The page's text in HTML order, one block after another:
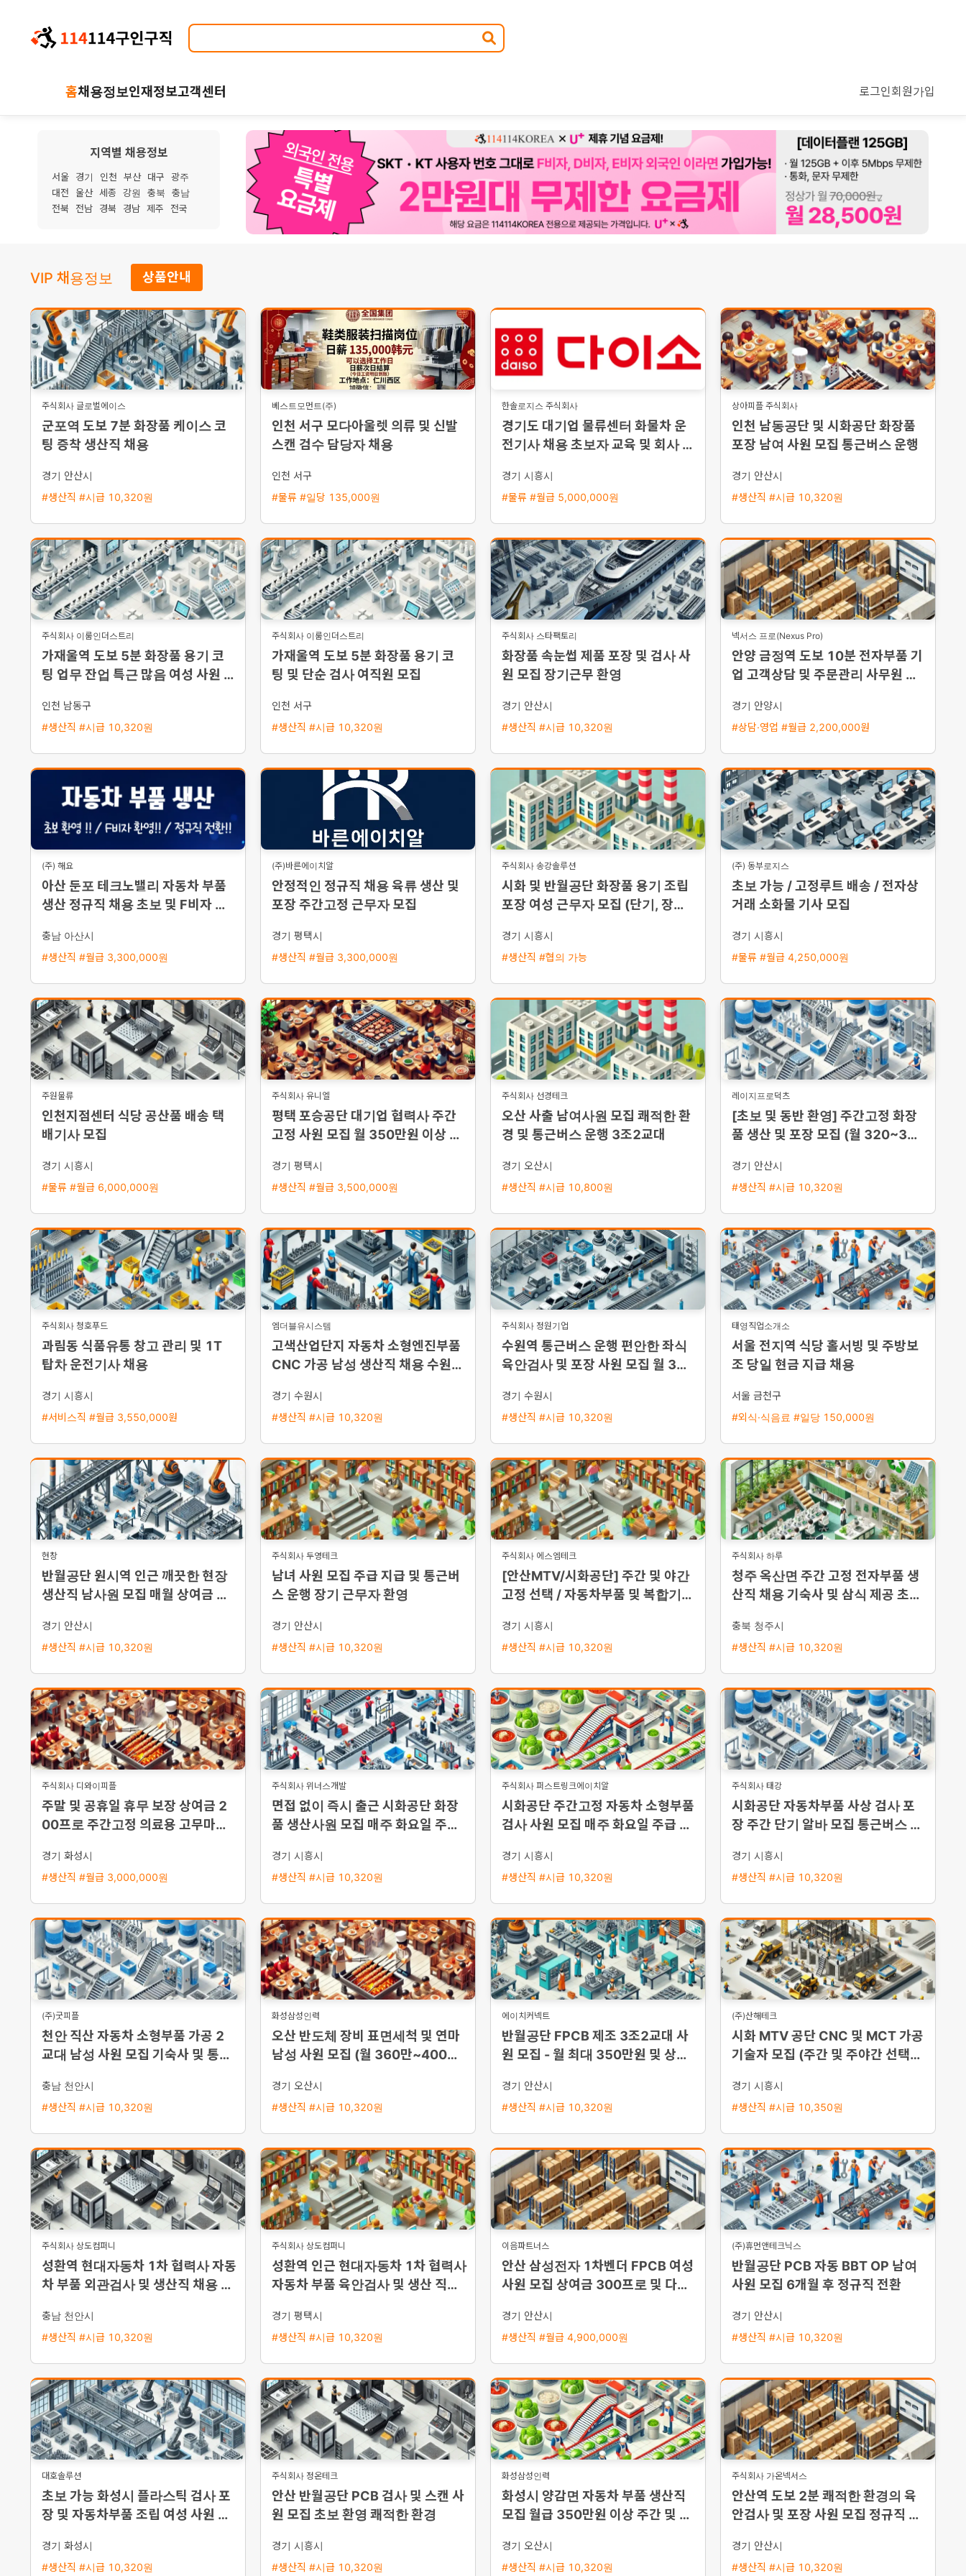
홈채용정보인재정보고객센터 로그인회원가입
지역별 채용정보
서울 경기 인천 부산 대구
광주
대전
울산 세종 강원 충북
충남
전북
전남 경북 경남 제주 전국
VIP 채용정보 상품안내
주식회사 글로벌에이스
군포역 도보 7분 화장품 케이스 코
팅 증착 생산직 채용
경기 안산시
#생산직 #시급 10,320원
베스트모먼트(주)
인천 서구 모다아울렛 의류 및 신발
스캔 검수 담당자 채용
인천 서구
#물류 #일당 135,000원
한솔로지스 주식회사
경기도 대기업 물류센터 화물차 운
전기사 채용 초보자 교육 및 회사 차
경기 시흥시
#물류 #월급 5,000,000원
상아피플 주식회사
인천 남동공단 및 시화공단 화장품
포장 남여 사원 모집 통근버스 운행
경기 안산시
#생산직 #시급 10,320원
주식회사 이룸인더스트리
가재울역 도보 5분 화장품 용기 코
팅 업무 잔업 특근 많음 여성 사원 모
인천 남동구
#생산직 #시급 10,320원
주식회사 이룸인더스트리
가재울역 도보 5분 화장품 용기 코
팅 및 단순 검사 여직원 모집
인천 서구
#생산직 #시급 10,320원
주식회사 스타팩토리
화장품 속눈썹 제품 포장 및 검사 사
원 모집 장기근무 환영
경기 안산시
#생산직 #시급 10,320원
넥서스 프로(Nexus Pro)
안양 금정역 도보 10분 전자부품 기
업 고객상담 및 주문관리 사무원 채
경기 안양시
#상담·영업 #월급 2,200,000원
(주) 해요
아산 둔포 테크노밸리 자동차 부품
생산 정규직 채용 초보 및 F비자 환
충남 아산시
#생산직 #월급 3,300,000원
(주)바른에이치알
안정적인 정규직 채용 육류 생산 및
포장 주간고정 근무자 모집
경기 평택시
#생산직 #월급 3,300,000원
주식회사 송강솔루션
시화 및 반월공단 화장품 용기 조립
포장 여성 근무자 모집 (단기, 장기,
경기 시흥시
#생산직 #협의 가능
(주) 동부로지스
초보 가능 / 고정루트 배송 / 전자상
거래 소화물 기사 모집
경기 시흥시
#물류 #월급 4,250,000원
주원물류
인천지점센터 식당 공산품 배송 택
배기사 모집
경기 시흥시
#물류 #월급 6,000,000원
주식회사 유니엘
평택 포승공단 대기업 협력사 주간
고정 사원 모집 월 350만원 이상 가
경기 평택시
#생산직 #월급 3,500,000원
주식회사 선경테크
오산 사출 남여사원 모집 쾌적한 환
경 및 통근버스 운행 3조2교대
경기 오산시
#생산직 #시급 10,800원
레이지프로덕츠
[초보 및 동반 환영] 주간고정 화장
품 생산 및 포장 모집 (월 320~330
경기 안산시
#생산직 #시급 10,320원
주식회사 청호푸드
과림동 식품유통 창고 관리 및 1T
탑차 운전기사 채용
경기 시흥시
#서비스직 #월급 3,550,000원
엠더블유시스템
고색산업단지 자동차 소형엔진부품
CNC 가공 남성 생산직 채용 수원역
경기 수원시
#생산직 #시급 10,320원
주식회사 정원기업
수원역 통근버스 운행 편안한 좌식
육안검사 및 포장 사원 모집 월 350
경기 수원시
#생산직 #시급 10,320원
태영직업소개소
서울 전지역 식당 홀서빙 및 주방보
조 당일 현금 지급 채용
서울 금천구
#외식·식음료 #일당 150,000원
현창
반월공단 원시역 인근 깨끗한 현장
생산직 남사원 모집 매월 상여금 약
경기 안산시
#생산직 #시급 10,320원
주식회사 두영테크
남녀 사원 모집 주급 지급 및 통근버
스 운행 장기 근무자 환영
경기 안산시
#생산직 #시급 10,320원
주식회사 에스엠테크
[안산MTV/시화공단] 주간 및 야간
고정 선택 / 자동차부품 및 복합기
경기 시흥시
#생산직 #시급 10,320원
주식회사 하루
청주 옥산면 주간 고정 전자부품 생
산직 채용 기숙사 및 삼식 제공 초보
충북 청주시
#생산직 #시급 10,320원
주식회사 디와이피플
주말 및 공휴일 휴무 보장 상여금 2
00프로 주간고정 의료용 고무마개
경기 화성시
#생산직 #월급 3,000,000원
주식회사 위너스개발
면접 없이 즉시 출근 시화공단 화장
품 생산사원 모집 매주 화요일 주급
경기 시흥시
#생산직 #시급 10,320원
주식회사 퍼스트링크에이치알
시화공단 주간고정 자동차 소형부품
검사 사원 모집 매주 화요일 주급 지
경기 시흥시
#생산직 #시급 10,320원
주식회사 태강
시화공단 자동차부품 사상 검사 포
장 주간 단기 알바 모집 통근버스 운
경기 시흥시
#생산직 #시급 10,320원
(주)굿피플
천안 직산 자동차 소형부품 가공 2
교대 남성 사원 모집 기숙사 및 통근
충남 천안시
#생산직 #시급 10,320원
화성삼성인력
오산 반도체 장비 표면세척 및 연마
남성 사원 모집 (월 360만~400만
경기 오산시
#생산직 #시급 10,320원
에이치커넥트
반월공단 FPCB 제조 3조2교대 사
원 모집 - 월 최대 350만원 및 상여
경기 안산시
#생산직 #시급 10,320원
(주)산해테크
시화 MTV 공단 CNC 및 MCT 가공
기술자 모집 (주간 및 주야간 선택
경기 시흥시
#생산직 #시급 10,350원
주식회사 상도컴퍼니
성환역 현대자동차 1차 협력사 자동
차 부품 외관검사 및 생산직 채용 통
충남 천안시
#생산직 #시급 10,320원
주식회사 상도컴퍼니
성환역 인근 현대자동차 1차 협력사
자동차 부품 육안검사 및 생산 직원
경기 평택시
#생산직 #시급 10,320원
이음파트너스
안산 삼성전자 1차벤더 FPCB 여성
사원 모집 상여금 300프로 및 다양
경기 안산시
#생산직 #월급 4,900,000원
(주)휴먼앤테크닉스
반월공단 PCB 자동 BBT OP 남여
사원 모집 6개월 후 정규직 전환
경기 안산시
#생산직 #시급 10,320원
대호솔루션
초보 가능 화성시 플라스틱 검사 포
장 및 자동차부품 조립 여성 사원 채
경기 화성시
#생산직 #시급 10,320원
주식회사 정온테크
안산 반월공단 PCB 검사 및 스캔 사
원 모집 초보 환영 쾌적한 환경
경기 시흥시
#생산직 #시급 10,320원
화성삼성인력
화성시 양감면 자동차 부품 생산직
모집 월급 350만원 이상 주간 및 주
경기 오산시
#생산직 #시급 10,320원
주식회사 가온넥서스
안산역 도보 2분 쾌적한 환경의 육
안검사 및 포장 사원 모집 정규직 전
경기 안산시
#생산직 #시급 10,320원